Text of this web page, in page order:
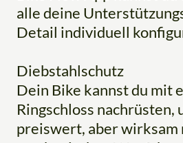
alle deine
Detail individuell
Diebstahlschutz
Dein Bike kannst du mit
Ringschloss nachrüsten,
preiswert, aber wirksam